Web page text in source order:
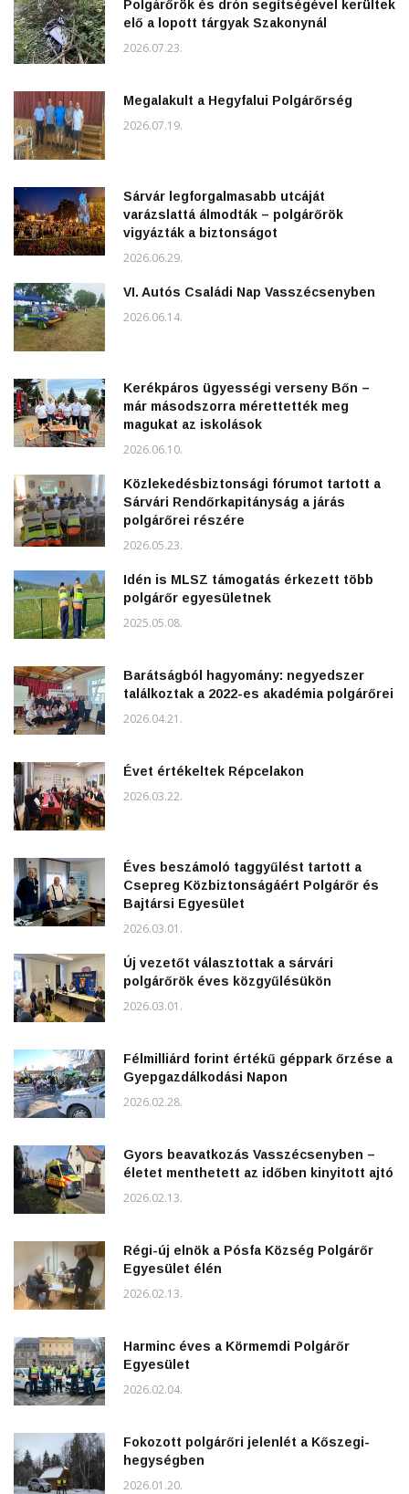
Polgárőrök és drón segítségével kerültek
elő a lopott tárgyak Szakonynál
2026.07.23.
Megalakult a Hegyfalui Polgárőrség
2026.07.19.
Sárvár legforgalmasabb utcáját
varázslattá álmodták – polgárőrök
vigyázták a biztonságot
2026.06.29.
VI. Autós Családi Nap Vasszécsenyben
2026.06.14.
Kerékpáros ügyességi verseny Bőn –
már másodszorra mérettették meg
magukat az iskolások
2026.06.10.
Közlekedésbiztonsági fórumot tartott a
Sárvári Rendőrkapitányság a járás
polgárőrei részére
2026.05.23.
Idén is MLSZ támogatás érkezett több
polgárőr egyesületnek
2025.05.08.
Barátságból hagyomány: negyedszer
találkoztak a 2022-es akadémia polgárőrei
2026.04.21.
Évet értékeltek Répcelakon
2026.03.22.
Éves beszámoló taggyűlést tartott a
Csepreg Közbiztonságáért Polgárőr és
Bajtársi Egyesület
2026.03.01.
Új vezetőt választottak a sárvári
polgárőrök éves közgyűlésükön
2026.03.01.
Félmilliárd forint értékű géppark őrzése a
Gyepgazdálkodási Napon
2026.02.28.
Gyors beavatkozás Vasszécsenyben –
életet menthetett az időben kinyitott ajtó
2026.02.13.
Régi-új elnök a Pósfa Község Polgárőr
Egyesület élén
2026.02.13.
Harminc éves a Körmemdi Polgárőr
Egyesület
2026.02.04.
Fokozott polgárőri jelenlét a Kőszegi-
hegységben
2026.01.20.